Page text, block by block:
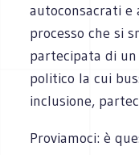
autoconsacrati e
processo che si
partecipata di
politico la cui
inclusione,
Proviamoci: è